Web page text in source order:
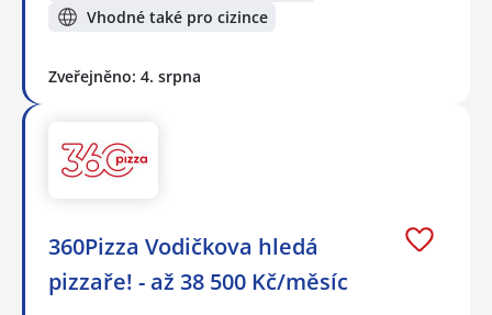
Vhodné také pro cizince
Zveřejněno: 4. srpna
360Pizza Vodičkova hledá
pizzaře! - až 38 500 Kč/měsíc